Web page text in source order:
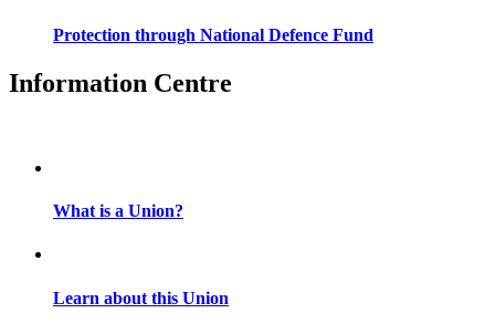
Protection through National Defence Fund
Information Centre
What is a Union?
Learn about this Union